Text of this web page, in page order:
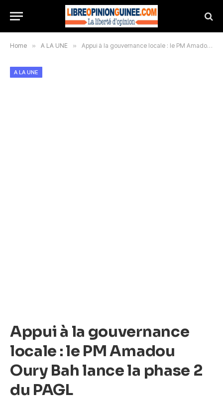
Home » A LA UNE » Appui à la gouvernance locale : le PM Amadou Oury Bah lance la phase 2 du PAGL
A LA UNE
Appui à la gouvernance
locale : le PM Amadou
Oury Bah lance la phase 2
du PAGL